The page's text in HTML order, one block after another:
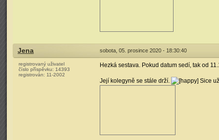
Jena sobota, 05. prosince 2020 - 18:30:40
registrovaný uživatel
číslo příspěvku: 14393
registrován: 11-2002
Hezká sestava. Pokud datum sedí, tak od
Její kolegyně se stále drží. Sice